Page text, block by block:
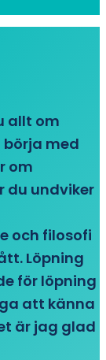
allt om
börja med
om
du undviker
och filosofi
Löpning
för löpning
att känna
är jag glad